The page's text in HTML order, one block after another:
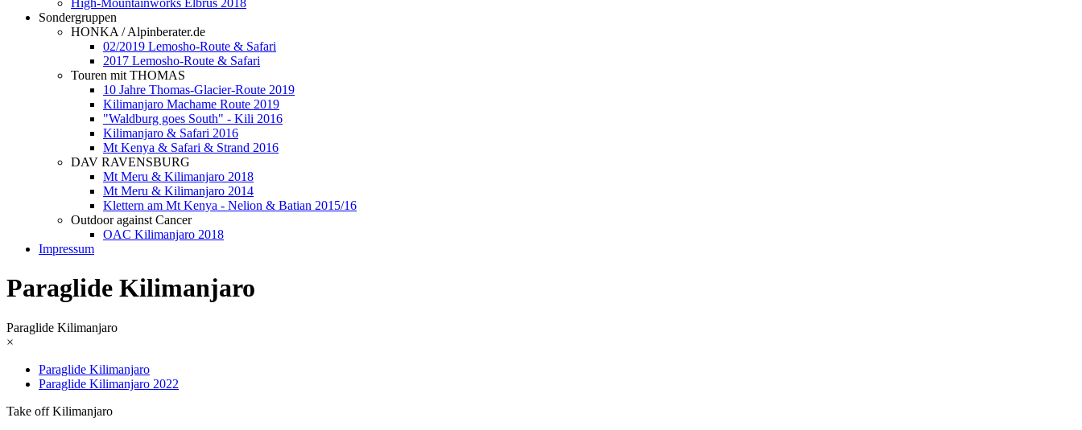
High-Mountainworks Elbrus 2018
Sondergruppen
HONKA / Alpinberater.de
02/2019 Lemosho-Route & Safari
2017 Lemosho-Route & Safari
Touren mit THOMAS
10 Jahre Thomas-Glacier-Route 2019
Kilimanjaro Machame Route 2019
"Waldburg goes South" - Kili 2016
Kilimanjaro & Safari 2016
Mt Kenya & Safari & Strand 2016
DAV RAVENSBURG
Mt Meru & Kilimanjaro 2018
Mt Meru & Kilimanjaro 2014
Klettern am Mt Kenya - Nelion & Batian 2015/16
Outdoor against Cancer
OAC Kilimanjaro 2018
Impressum
Paraglide Kilimanjaro
Paraglide Kilimanjaro
×
Paraglide Kilimanjaro
Paraglide Kilimanjaro 2022
Take off Kilimanjaro